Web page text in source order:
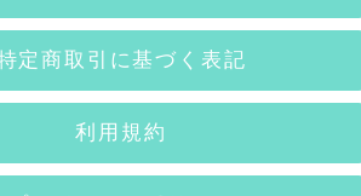
定商取引に基づく表記
利用規約